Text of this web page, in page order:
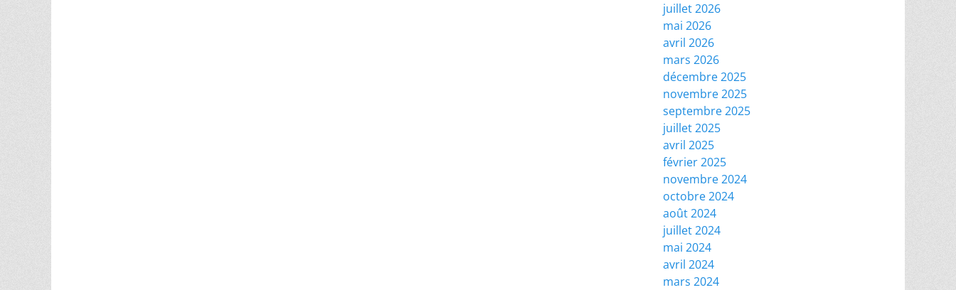
juillet 2026
mai 2026
avril 2026
mars 2026
décembre 2025
novembre 2025
septembre 2025
juillet 2025
avril 2025
février 2025
novembre 2024
octobre 2024
août 2024
juillet 2024
mai 2024
avril 2024
mars 2024